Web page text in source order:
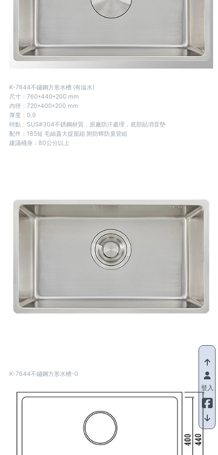
K-7644不鏽鋼方形水槽 (有溢水)
尺寸：760*440*200 mm
內徑：720*400*200 mm
厚度：0.9
特點：SUS#304不銹鋼材質，原廠防汗處理，底部貼消音墊
配件：185短 毛絲蓋大提籠組 附防蟑防臭管組
建議桶身：80公分以上
K-7644不鏽鋼方形水槽-0
登入